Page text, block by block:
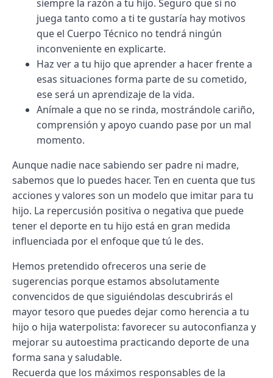
siempre la razón a tu hijo. Seguro que si no
juega tanto como a ti te gustaría hay motivos
que el Cuerpo Técnico no tendrá ningún
inconveniente en explicarte.
Haz ver a tu hijo que aprender a hacer frente a
esas situaciones forma parte de su cometido,
ese será un aprendizaje de la vida.
Anímale a que no se rinda, mostrándole cariño,
comprensión y apoyo cuando pase por un mal
momento.
Aunque nadie nace sabiendo ser padre ni madre,
sabemos que lo puedes hacer. Ten en cuenta que tus
acciones y valores son un modelo que imitar para tu
hijo. La repercusión positiva o negativa que puede
tener el deporte en tu hijo está en gran medida
influenciada por el enfoque que tú le des.
Hemos pretendido ofreceros una serie de
sugerencias porque estamos absolutamente
convencidos de que siguiéndolas descubrirás el
mayor tesoro que puedes dejar como herencia a tu
hijo o hija waterpolista: favorecer su autoconfianza y
mejorar su autoestima practicando deporte de una
forma sana y saludable.
Recuerda que los máximos responsables de la